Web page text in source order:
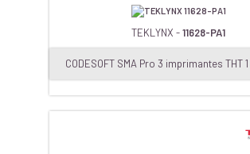
TEKLYNX -11628-PA1
CODESOFT SMA Pro 3 imprimantes THT